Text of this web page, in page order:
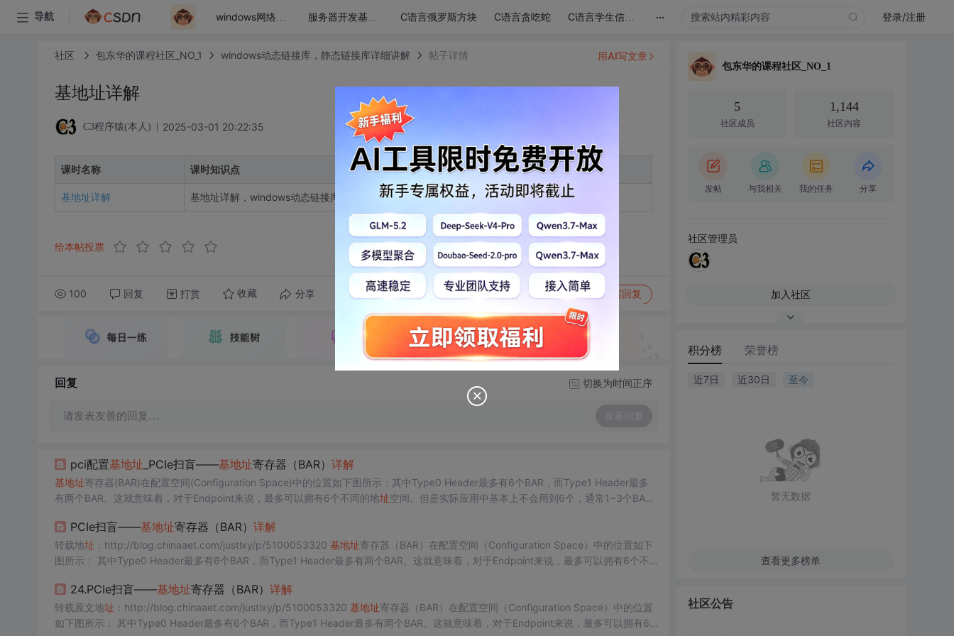
导航 windows网络编程之tcp/ip 服务器开发基础-udp/ip网络模型 C语言俄罗斯方块 C语言贪吃蛇 C语言学生信息管理系统 ... 登录/注册
社区 包东华的课程社区_NO_1 windows动态链接库，静态链接库详细讲解 帖子详情
基地址详解
C3程序猿(本人) 2025-03-01 20:22:35
课时名称 课时知识点
基地址详解 基地址详解，windows动态链接库dll与静态链接
给本帖投票
100 回复 打赏 收藏 分享 转发到动态 举报 写回复
用AI写文章
回复 切换为时间正序
请发表友善的回复… 发表回复
pci配置基地址 _PCIe扫盲——基地址寄存器（BAR） 详解
基地址寄存器(BAR)在配置空间(Configuration Space)中的位置如下图所示：其中Type0 Header最多有6个BAR，而Type1 Header最多
有两个BAR。这就意味着，对于Endpoint来说，最多可以拥有6个不同的地址空间。但是实际应用中基本上不会用到6个，通常1~3个BAR
PCIe扫盲——基地址寄存器（BAR） 详解
转载地址 ：http://blog.chinaaet.com/justlxy/p/5100053320 基地址寄存器（BAR）在配置空间（Configuration Space）中的位置如下
图所示： 其中Type0 Header最多有6个BAR，而Type1 Header最多有两个BAR。这就意味着，对于Endpoint来说，最多可以拥有6个不
24.PCIe扫盲——基地址寄存器（BAR） 详解
转载原文地址 ：http://blog.chinaaet.com/justlxy/p/5100053320 基地址寄存器（BAR）在配置空间（Configuration Space）中的位置
如下图所示： 其中Type0 Header最多有6个BAR，而Type1 Header最多有两个BAR。这就意味着，对于Endpoint来说，最多可以拥有6
包东华的课程社区_NO_1
5
社区成员
1,144
社区内容
发帖 与我相关 我的任务 分享
社区管理员
加入社区
积分榜 荣誉榜
近7日 近30日 至今
暂无数据
查看更多榜单
社区公告